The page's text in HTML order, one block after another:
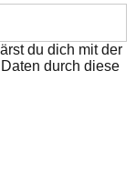
du dich mit der
durch diese